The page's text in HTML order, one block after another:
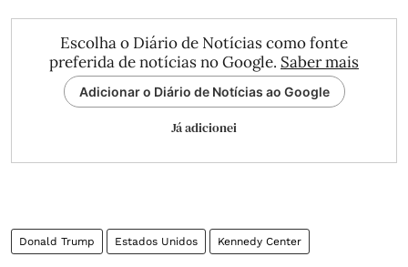
Escolha o Diário de Notícias como fonte
preferida de notícias no Google. Saber mais
Adicionar o Diário de Notícias ao Google
Já adicionei
Donald Trump Estados Unidos Kennedy Center